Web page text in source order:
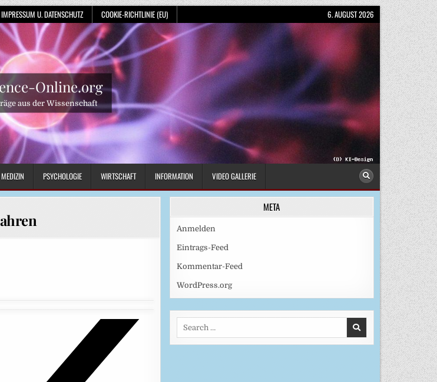
IMPRESSUM U. DATENSCHUTZ COOKIE-RICHTLINIE (EU) 6. AUGUST 2026
Online.org
aus der Wissenschaft
MEDIZIN PSYCHOLOGIE WIRTSCHAFT INFORMATION VIDEO GALLERIE
META
Anmelden
Eintrags-Feed
Kommentar-Feed
WordPress.org